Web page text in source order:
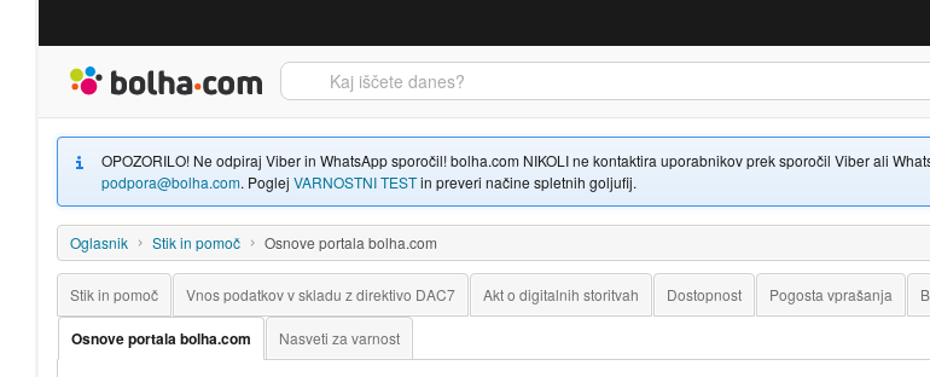
OPOZORILO! Ne odpiraj Viber in WhatsApp sporočil! bolha.com NIKOLI ne kontaktira uporabnikov prek sporočil Viber ali
podpora@bolha.com. Poglej VARNOSTNI TESTin preveri načine spletnih goljufij.
Oglasnik Stik in pomoč Osnove portala bolha.com
Stik in pomoč Vnos podatkov v skladu z direktivo DAC7 Akt o digitalnih storitvah Dostopnost Pogosta vprašanja
Osnove portala bolha.com Nasveti za varnost